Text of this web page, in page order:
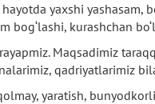
yaxshi
bog‘lashi, kurashchan
Maqsadimiz
qadriyatlarimiz
yaratish,